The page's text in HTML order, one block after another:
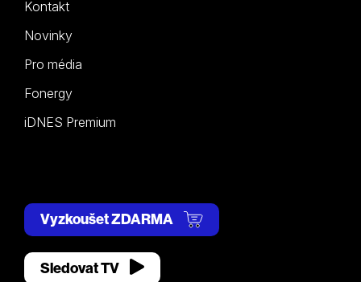
Kontakt
Novinky
Pro média
Fonergy
iDNES Premium
Vyzkoušet ZDARMA
Sledovat TV